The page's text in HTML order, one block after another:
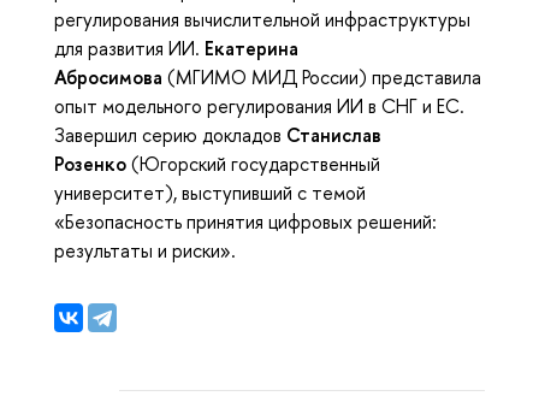
регулирования вычислительной инфраструктуры
для развития ИИ. Екатерина
Абросимова (МГИМО МИД России) представила
опыт модельного регулирования ИИ в СНГ и ЕС.
Завершил серию докладов Станислав
Розенко(Югорский государственный
университет), выступивший с темой
«Безопасность принятия цифровых решений:
результаты и риски».